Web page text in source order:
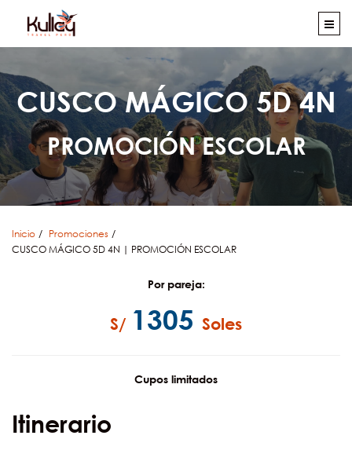
CUSCO MÁGICO 5D 4N
PROMOCIÓN ESCOLAR
Inicio
Promociones
CUSCO MÁGICO 5D 4N | PROMOCIÓN ESCOLAR
Por pareja:
S/ 1305 Soles
Cupos limitados
Itinerario